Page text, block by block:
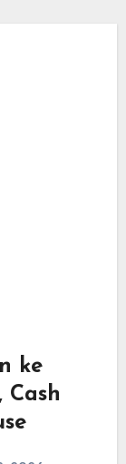
ke
Cash